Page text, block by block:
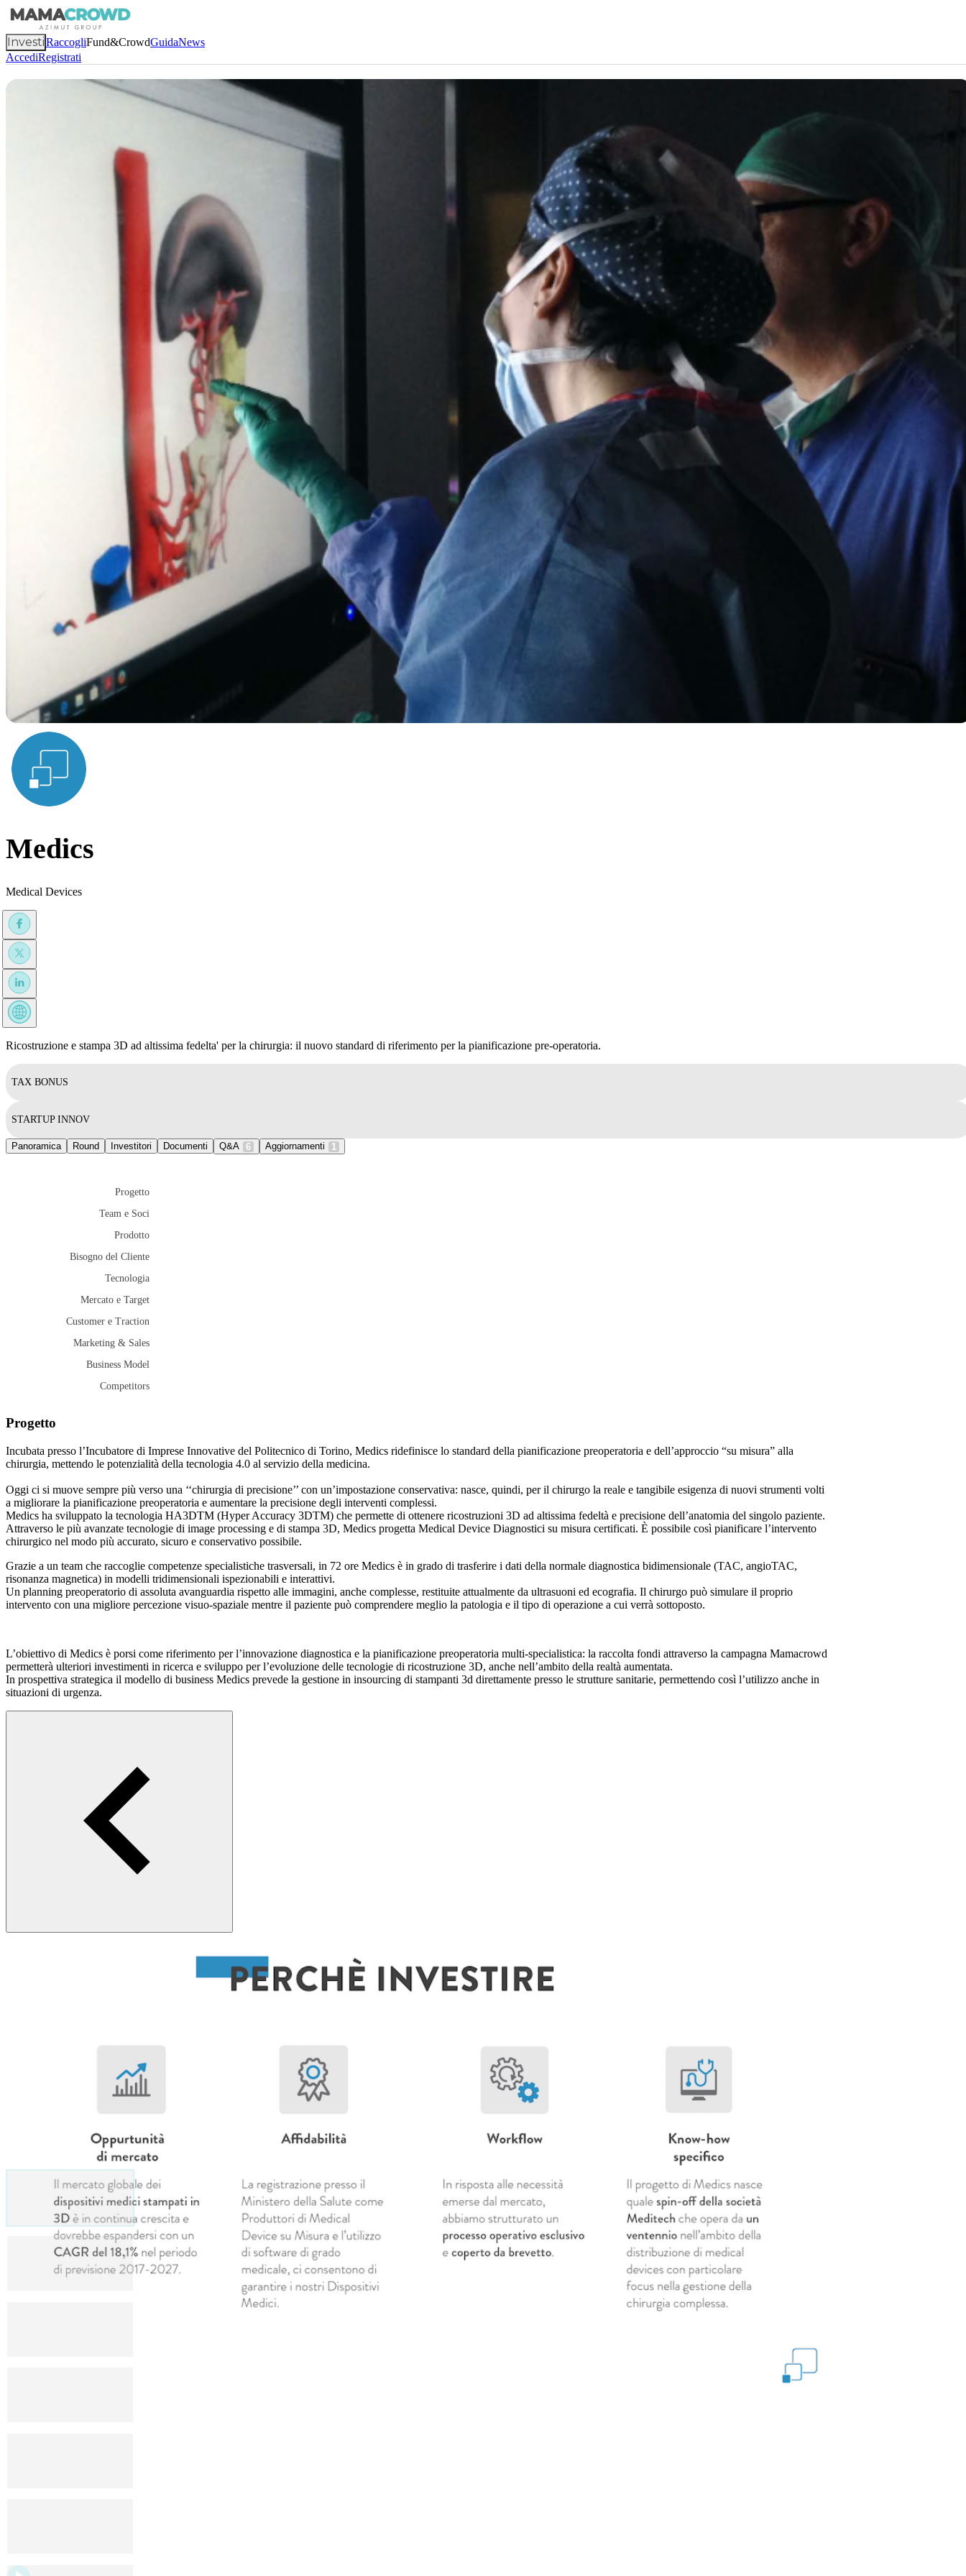
InvestiRaccogliFund&CrowdGuidaNews
AccediRegistrati
Medics
Medical Devices
Ricostruzione e stampa 3D ad altissima fedelta' per la chirurgia: il nuovo standard di riferimento per la pianificazione pre-operatoria.
TAX BONUS
STARTUP INNOV
Panoramica Round Investitori Documenti Q&A 6 Aggiornamenti 1
Progetto
Team e Soci
Prodotto
Bisogno del Cliente
Tecnologia
Mercato e Target
Customer e Traction
Marketing & Sales
Business Model
Competitors
Progetto
Incubata presso l’Incubatore di Imprese Innovative del Politecnico di Torino, Medics ridefinisce lo standard della pianificazione preoperatoria e dell’approccio “su misura” alla
chirurgia, mettendo le potenzialità della tecnologia 4.0 al servizio della medicina.
Oggi ci si muove sempre più verso una ‘‘chirurgia di precisione’’ con un’impostazione conservativa: nasce, quindi, per il chirurgo la reale e tangibile esigenza di nuovi strumenti volti
a migliorare la pianificazione preoperatoria e aumentare la precisione degli interventi complessi.
Medics ha sviluppato la tecnologia HA3DTM (Hyper Accuracy 3DTM) che permette di ottenere ricostruzioni 3D ad altissima fedeltà e precisione dell’anatomia del singolo paziente.
Attraverso le più avanzate tecnologie di image processing e di stampa 3D, Medics progetta Medical Device Diagnostici su misura certificati. È possibile così pianificare l’intervento
chirurgico nel modo più accurato, sicuro e conservativo possibile.
Grazie a un team che raccoglie competenze specialistiche trasversali, in 72 ore Medics è in grado di trasferire i dati della normale diagnostica bidimensionale (TAC, angioTAC,
risonanza magnetica) in modelli tridimensionali ispezionabili e interattivi.
Un planning preoperatorio di assoluta avanguardia rispetto alle immagini, anche complesse, restituite attualmente da ultrasuoni ed ecografia. Il chirurgo può simulare il proprio
intervento con una migliore percezione visuo-spaziale mentre il paziente può comprendere meglio la patologia e il tipo di operazione a cui verrà sottoposto.
L’obiettivo di Medics è porsi come riferimento per l’innovazione diagnostica e la pianificazione preoperatoria multi-specialistica: la raccolta fondi attraverso la campagna Mamacrowd
permetterà ulteriori investimenti in ricerca e sviluppo per l’evoluzione delle tecnologie di ricostruzione 3D, anche nell’ambito della realtà aumentata.
In prospettiva strategica il modello di business Medics prevede la gestione in insourcing di stampanti 3d direttamente presso le strutture sanitarie, permettendo così l’utilizzo anche in
situazioni di urgenza.